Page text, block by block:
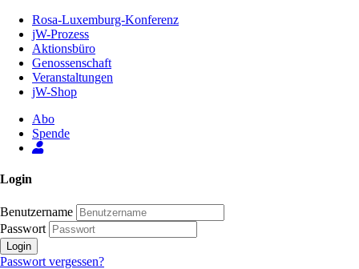
Inhalt
Seite
Rosa-Luxemburg-Konferenz
jW-Prozess
Aktionsbüro
Genossenschaft
Veranstaltungen
jW-Shop
Abo
Spende
Login
Benutzername
Passwort
Login
Passwort vergessen?